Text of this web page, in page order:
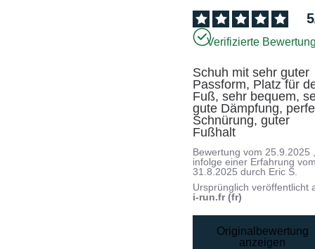
5
Verifizierte
Schuh mit sehr guter
Passform, Platz für
Fuß, sehr bequem,
gute Dämpfung,
Schnürung, guter
Fußhalt
Bewertung vom 25.9.2025
infolge einer Erfahrung
31.8.2025 durch Eric S.
Ursprünglich veröffentlicht
i-run.fr (fr)
Originalbewertung
anzeigen